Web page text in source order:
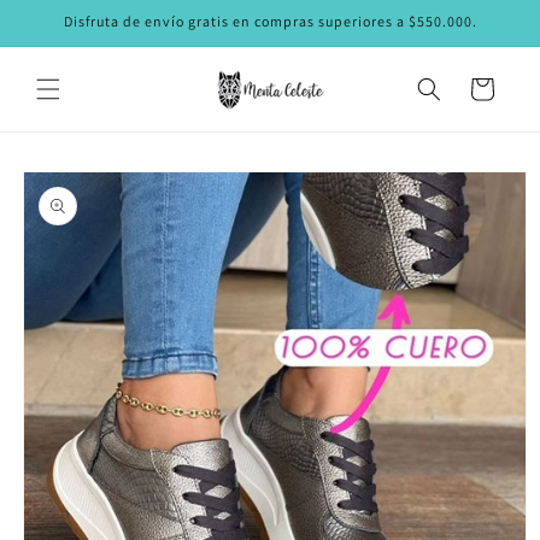
directamente
al contenido
Disfruta de envío gratis en compras superiores a $550.000.
Carrito
directamente
a la
información
del producto